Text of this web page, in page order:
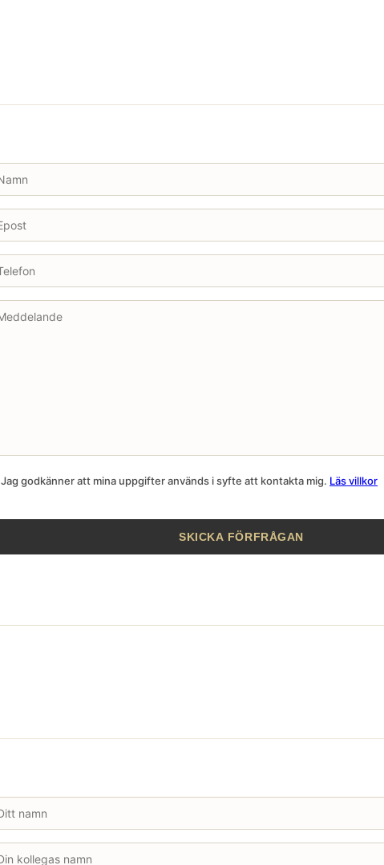
Jag godkänner att mina uppgifter används i syfte att kontakta mig. Läs villkor